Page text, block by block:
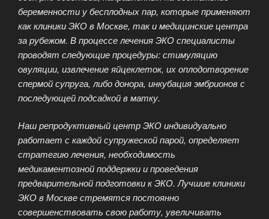
беременности у бесплодных пар, которые применяют
как клиники ЭКО в Москве, так и медицинские центра
за рубежом. В процессе лечения ЭКО специалисты
проводят следующие процедуры: стимуляцию
овуляции, извлечение яйцеклеток, их оплодотворение
спермой супруга, либо донора, инкубация эмбрионов с
последующей подсадкой в матку.
Наш репродуктивный центр ЭКО индивидуально
работает с каждой супружеской парой, определяет
стратегию лечения, необходимость
медикаментозной поддержки и проведения
предварительной подготовки к ЭКО. Лучшие клиники
ЭКО в Москве стремятся постоянно
совершенствовать свою работу, увеличивать